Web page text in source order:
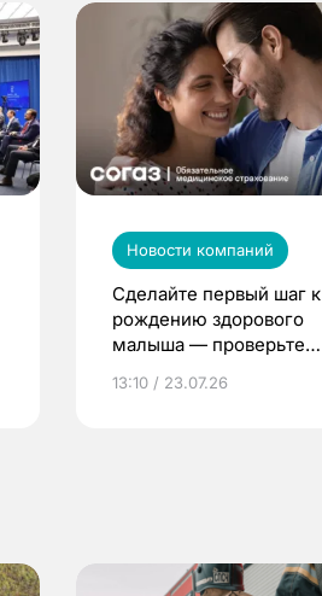
Новости компаний
Сделайте первый шаг к
рождению здорового
малыша — проверьте
по ОМС!
13:10 / 23.07.26